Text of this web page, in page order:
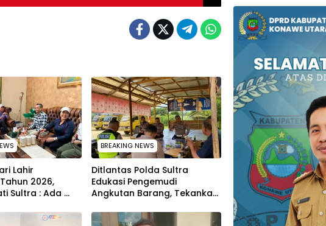
Lahir
2026,
Sultra : Ada
Run
BREAKING NEWS
Ditlantas Polda Sultra
Edukasi Pengemudi
Angkutan Barang, Tekankan
Keselamatan